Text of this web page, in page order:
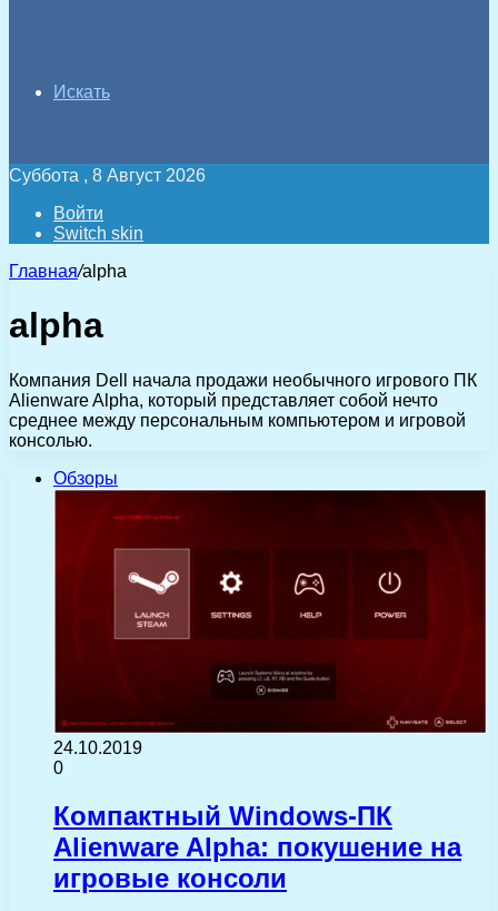
Искать
Суббота , 8 Август 2026
Войти
Switch skin
Главная/alpha
alpha
Компания Dell начала продажи необычного игрового ПК
Alienware Alpha, который представляет собой нечто
среднее между персональным компьютером и игровой
консолью.
Обзоры
24.10.2019
0
Компактный Windows-ПК
Alienware Alpha: покушение на
игровые консоли